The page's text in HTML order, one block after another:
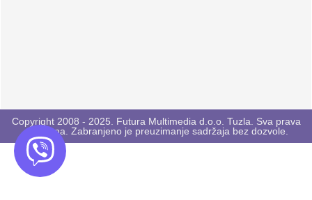
Copyright 2008 - 2025. Futura Multimedia d.o.o. Tuzla. Sva prava
zadržana. Zabranjeno je preuzimanje sadržaja bez dozvole.